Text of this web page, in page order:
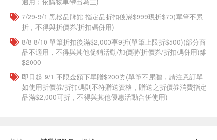
7/29-9/1 黑松品牌館 指定品折扣後滿$999現折$70(單筆不累
折，不得與折價券/折扣碼併用)
8/8-8/10 單筆折扣後滿$2,000享9折(單筆上限折$500)(部分商
品不適用，不得與其他促銷活動/加價購/折價券/折扣碼併用)離
$2000
即日起-9/1 不限金額下單贈$200券(單筆不累贈，請注意訂單
如使用折價券/折扣碼則不符贈送資格，贈送之折價券消費指定
品滿$2,000可折，不得與其他優惠活動合併使用)